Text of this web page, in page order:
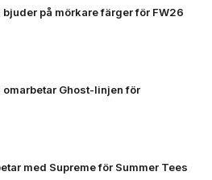
bjuder på mörkare färger för FW26
omarbetar Ghost-linjen för
med Supreme för Summer Tees